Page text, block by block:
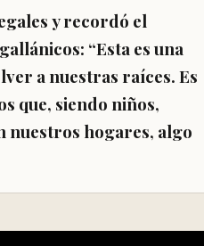
y recordó el
“Esta es una
a nuestras raíces. Es
que, siendo niños,
nuestros hogares, algo